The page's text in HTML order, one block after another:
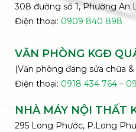
308 đường số 1, Phường An
Điện thoại: 0909 840 898
VĂN PHÒNG KGĐ
(Văn phòng đang sửa chữa
Điện thoại: 0918 434 764 –
NHÀ MÁY NỘI THẤT
295 Long Phước, P.Long